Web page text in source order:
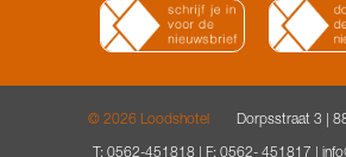
© 2026 Loodshotel Dorpsstraat 3 |
T: 0562-451818 | F: 0562- 451817 |